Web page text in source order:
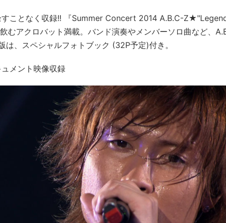
ことなく収録!! 『Summer Concert 2014 A.B.C-
むアクロバット満載。バンド演奏やメンバーソロ曲など、
、スペシャルフォトブック (32P予定)付き。
メント映像収録